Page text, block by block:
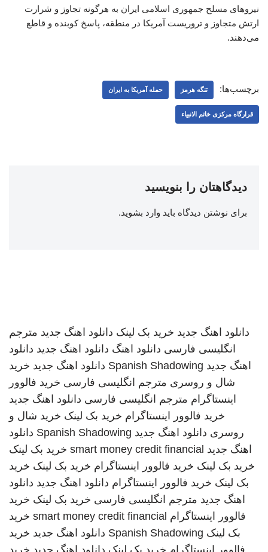
نیروهای مسلح جمهوری اسلامی ایران به هرگونه تجاوز و شرارت
ارتش متجاوز و تروریست آمریکا در منطقه، پاسخ کوبنده و قاطع
می‌دهند.
برچسب‌ها: تنگه هرمز حمله آمریکا به ایران
قرارگاه مرکزی خاتم الانبیاء
دیدگاهتان را بنویسید
برای نوشتن دیدگاه باید وارد بشوید.
دانلود اهنگ جدید خرید بک لینک دانلود اهنگ جدید مترجم
انگلیسی فارسی دانلود اهنگ دانلود اهنگ جدید دانلود
اهنگ جدید Spanish Shadowing دانلود اهنگ جدید خرید
شال و روسری مترجم انگلیسی فارسی خرید فالوور
اینستاگرام مترجم انگلیسی فارسی دانلود اهنگ جدید
خرید فالوور اینستاگرام خرید بک لینک خرید شال و
روسری دانلود اهنگ جدید Spanish Shadowing دانلود
اهنگ جدید smart money credit financial خرید بک لینک
خرید بک لینک خرید فالوور اینستاگرام خرید بک لینک خرید
بک لینک خرید فالوور اینستاگرام دانلود اهنگ جدید دانلود
اهنگ جدید مترجم انگلیسی فارسی خرید بک لینک خرید
فالوور اینستاگرام smart money credit financial خرید
بک لینک Spanish Shadowing دانلود اهنگ جدید خرید
فالوور اینستاگرام خرید بک لینک دانلود اهنگ جدید خرید